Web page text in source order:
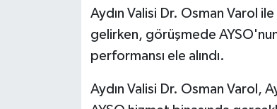
Aydın Valisi Dr. Osman Varol
gelirken, görüşmede
performansı ele alındı.
Aydın Valisi Dr. Osman Varol,
Jandarma